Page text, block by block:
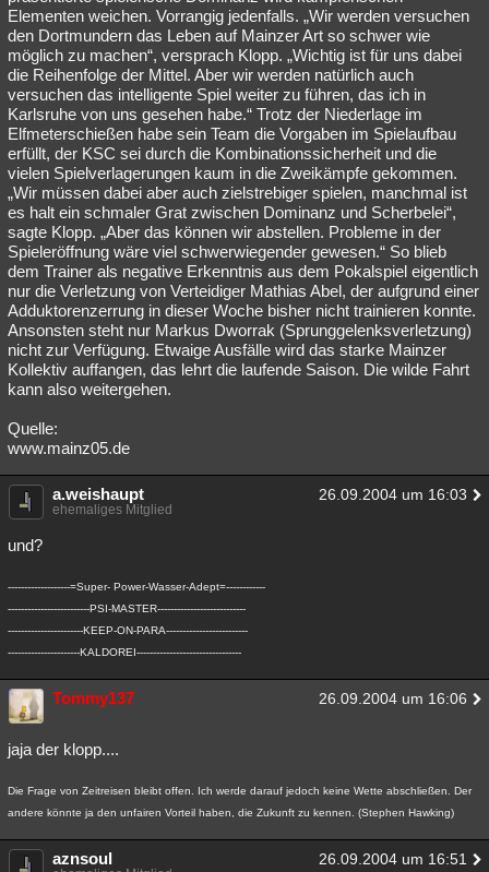
Elementen weichen. Vorrangig jedenfalls. „Wir werden versuchen
den Dortmundern das Leben auf Mainzer Art so schwer wie
möglich zu machen“, versprach Klopp. „Wichtig ist für uns dabei
die Reihenfolge der Mittel. Aber wir werden natürlich auch
versuchen das intelligente Spiel weiter zu führen, das ich in
Karlsruhe von uns gesehen habe.“ Trotz der Niederlage im
Elfmeterschießen habe sein Team die Vorgaben im Spielaufbau
erfüllt, der KSC sei durch die Kombinationssicherheit und die
vielen Spielverlagerungen kaum in die Zweikämpfe gekommen.
„Wir müssen dabei aber auch zielstrebiger spielen, manchmal ist
es halt ein schmaler Grat zwischen Dominanz und Scherbelei“,
sagte Klopp. „Aber das können wir abstellen. Probleme in der
Spieleröffnung wäre viel schwerwiegender gewesen.“ So blieb
dem Trainer als negative Erkenntnis aus dem Pokalspiel eigentlich
nur die Verletzung von Verteidiger Mathias Abel, der aufgrund einer
Adduktorenzerrung in dieser Woche bisher nicht trainieren konnte.
Ansonsten steht nur Markus Dworrak (Sprunggelenksverletzung)
nicht zur Verfügung. Etwaige Ausfälle wird das starke Mainzer
Kollektiv auffangen, das lehrt die laufende Saison. Die wilde Fahrt
kann also weitergehen.
Quelle:
www.mainz05.de
a.weishaupt 26.09.2004 um 16:03
ehemaliges Mitglied
und?
-------------------=Super- Power-Wasser-Adept=------------
-------------------------PSI-MASTER---------------------------
-----------------------KEEP-ON-PARA-------------------------
----------------------KALDOREI--------------------------------
Tommy137 26.09.2004 um 16:06
jaja der klopp....
Die Frage von Zeitreisen bleibt offen. Ich werde darauf jedoch keine Wette abschließen. Der
andere könnte ja den unfairen Vorteil haben, die Zukunft zu kennen. (Stephen Hawking)
aznsoul 26.09.2004 um 16:51